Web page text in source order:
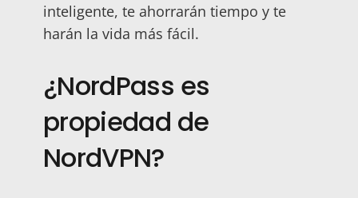
inteligente, te ahorrarán tiempo y te
harán la vida más fácil.
¿NordPass es
propiedad de
NordVPN?